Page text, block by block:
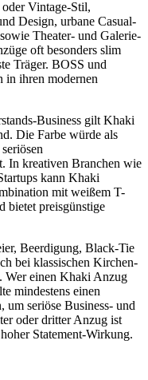
Vintage-Stil,
Design, urbane Casual-
Theater- und Galerie-
oft besonders slim
Träger. BOSS und
in ihren modernen
Business gilt Khaki
Die Farbe würde als
In kreativen Branchen wie
kann Khaki
mit weißem T-
bietet preisgünstige
Beerdigung, Black-Tie
bei klassischen Kirchen-
einen Khaki Anzug
mindestens einen
seriöse Business- und
oder dritter Anzug ist
Statement-Wirkung.